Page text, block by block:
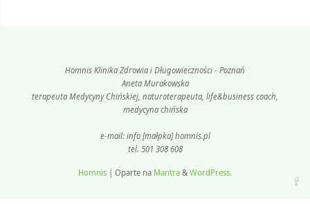
Homnis Klinika Zdrowia i Długowieczności - Poznań
Aneta Murakowska
terapeuta Medycyny Chińskiej, naturoterapeuta, life&business coach,
medycyna chińska
e-mail: info [małpka] homnis.pl
tel. 501 308 608
Homnis | Oparte na Mantra & WordPress.